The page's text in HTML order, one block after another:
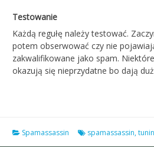
Testowanie
Każdą regułę należy testować.
potem obserwować czy nie
zakwalifikowane jako spam.
okazują się nieprzydatne bo dają
Spamassassin spamassassin,